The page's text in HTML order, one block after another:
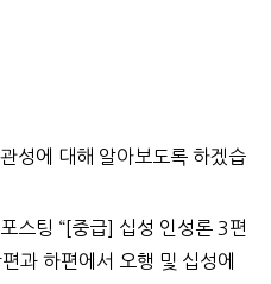
성에 대해 알아보도록 하겠습
스팅 “[중급] 십성 인성론 3편
과 하편에서 오행 및 십성에